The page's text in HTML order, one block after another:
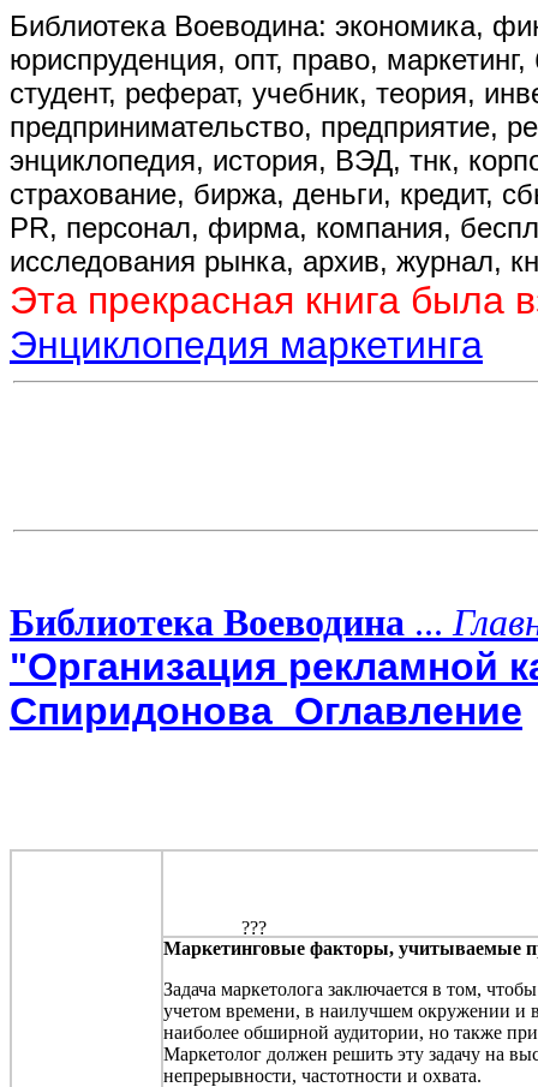
Библиотека Воеводина: экономика,
юриспруденция, опт, право,
студент, реферат, учебник, теория,
предпринимательство, предприятие,
энциклопедия, история, ВЭД, тнк,
страхование, биржа, деньги, кредит,
PR, персонал, фирма, компания,
исследования рынка, архив, журнал,
Эта прекрасная книга была
Энциклопедия маркетинга
Библиотека Воеводина ...
"Организация рекламной
Спиридонова_Оглавление
Маркетинговые факторы, учитываемые
Задача маркетолога заключается в том,
учетом времени, в наилучшем окружении и
наиболее обширной аудитории, но также
Маркетолог должен решить эту задачу на
непрерывности, частотности и охвата.